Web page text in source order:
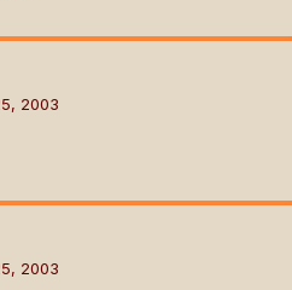
2003
2003